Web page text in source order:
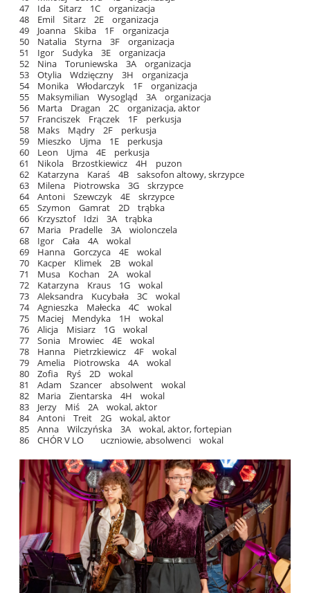
47 Ida Sitarz 1C organizacja
48 Emil Sitarz 2E organizacja
49 Joanna Skiba 1F organizacja
50 Natalia Styrna 3F organizacja
51 Igor Sudyka 3E organizacja
52 Nina Toruniewska 3A organizacja
53 Otylia Wdzięczny 3H organizacja
54 Monika Włodarczyk 1F organizacja
55 Maksymilian Wysogląd 3A organizacja
56 Marta Dragan 2C organizacja, aktor
57 Franciszek Frączek 1F perkusja
58 Maks Mądry 2F perkusja
59 Mieszko Ujma 1E perkusja
60 Leon Ujma 4E perkusja
61 Nikola Brzostkiewicz 4H puzon
62 Katarzyna Karaś 4B saksofon altowy, skrzypce
63 Milena Piotrowska 3G skrzypce
64 Antoni Szewczyk 4E skrzypce
65 Szymon Gamrat 2D trąbka
66 Krzysztof Idzi 3A trąbka
67 Maria Pradelle 3A wiolonczela
68 Igor Cała 4A wokal
69 Hanna Gorczyca 4E wokal
70 Kacper Klimek 2B wokal
71 Musa Kochan 2A wokal
72 Katarzyna Kraus 1G wokal
73 Aleksandra Kucybała 3C wokal
74 Agnieszka Małecka 4C wokal
75 Maciej Mendyka 1H wokal
76 Alicja Misiarz 1G wokal
77 Sonia Mrowiec 4E wokal
78 Hanna Pietrzkiewicz 4F wokal
79 Amelia Piotrowska 4A wokal
80 Zofia Ryś 2D wokal
81 Adam Szancer absolwent wokal
82 Maria Zientarska 4H wokal
83 Jerzy Miś 2A wokal, aktor
84 Antoni Treit 2G wokal, aktor
85 Anna Wilczyńska 3A wokal, aktor, fortepian
86 CHÓR V LO uczniowie, absolwenci wokal